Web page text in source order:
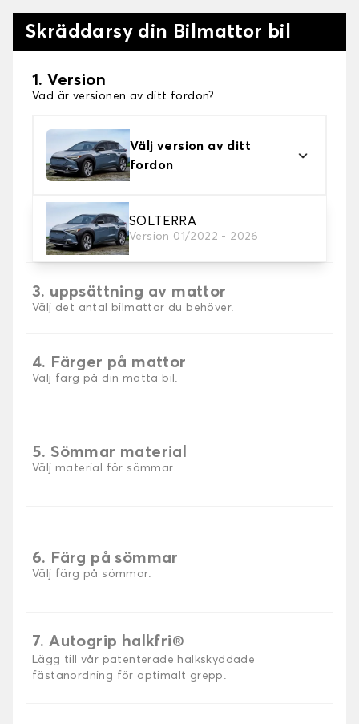
Skräddarsy din Bilmattor bil
1. Version
Vad är versionen av ditt fordon?
Välj version av ditt
fordon
SOLTERRA
Version 01/2022 - 2026
2. Material
Välj material för din bilmatta.
3. uppsättning av mattor
Välj det antal bilmattor du behöver.
4. Färger på mattor
Välj färg på din matta bil.
5. Sömmar material
Välj material för sömmar.
6. Färg på sömmar
Välj färg på sömmar.
7. Autogrip halkfri®
Lägg till vår patenterade halkskyddade
fästanordning för optimalt grepp.